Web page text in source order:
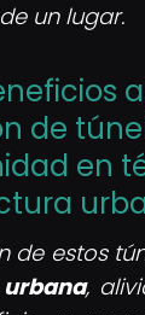
un lugar.
de
en
de estos
,